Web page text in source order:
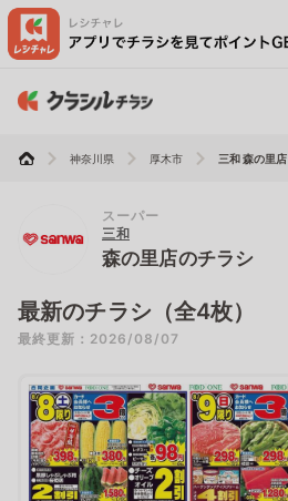
神奈川県 厚木市 三和 森の里店
スーパー
三和
森の里店のチラシ
最新のチラシ（全4枚）
最終更新：2026/08/07